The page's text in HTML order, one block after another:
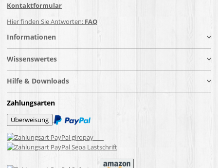
Kontaktformular
Hier finden Sie Antworten: FAQ
Informationen
Wissenswertes
Hilfe & Downloads
Zahlungsarten